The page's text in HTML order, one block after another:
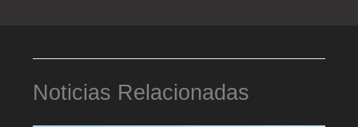
Noticias Relacionadas